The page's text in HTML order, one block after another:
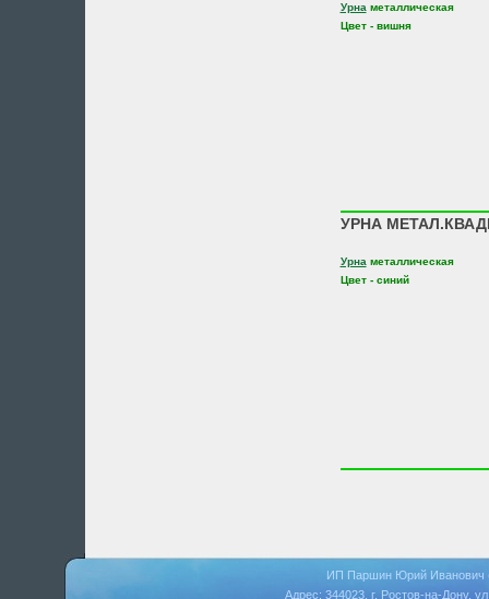
Урна металлическая
Цвет - вишня
УРНА
Урна металлическая
Цвет - синий
ИП Паршин Юрий Иванович
Адрес: 344023, г. Ростов-на-Дону,